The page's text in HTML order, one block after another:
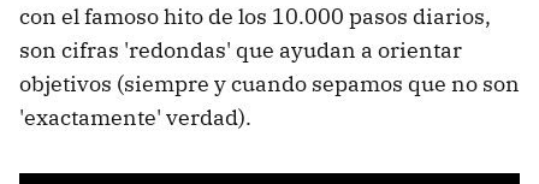
con el famoso hito de los 10.000 pasos diarios,
son cifras 'redondas' que ayudan a orientar
objetivos (siempre y cuando sepamos que no son
'exactamente' verdad).